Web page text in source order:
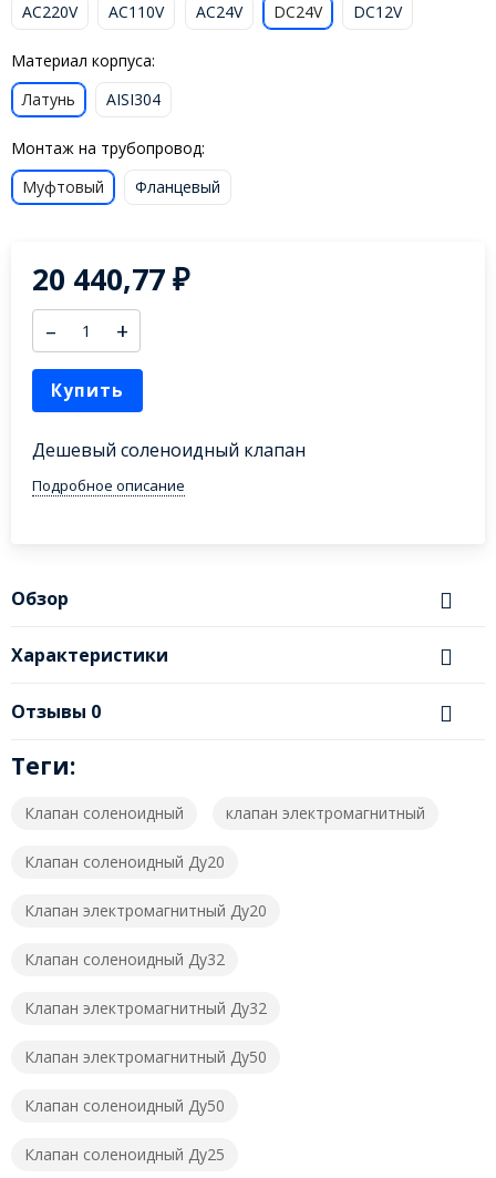
AC220V
AC110V AC24V DC24V DC12V
Материал корпуса:
Латунь
AISI304
Монтаж на трубопровод:
Муфтовый
Фланцевый
20 440,77₽
– +
Купить
Дешевый соленоидный клапан
Подробное описание
Обзор
Характеристики
Отзывы 0
Теги:
Клапан соленоидный клапан электромагнитный
Клапан соленоидный Ду20
Клапан электромагнитный Ду20
Клапан соленоидный Ду32
Клапан электромагнитный Ду32
Клапан электромагнитный Ду50
Клапан соленоидный Ду50
Клапан соленоидный Ду25